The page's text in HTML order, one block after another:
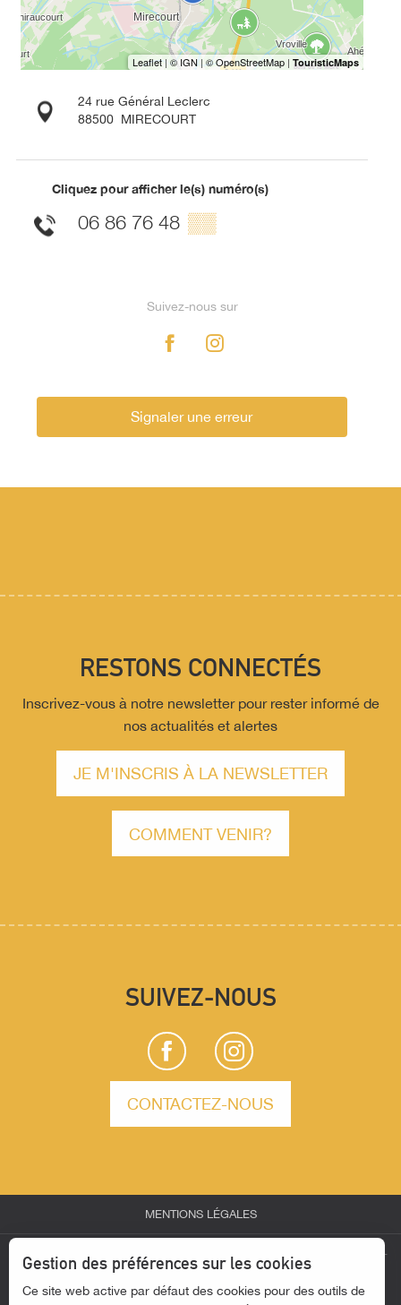
Description
24 rue Général Leclerc
88500 MIRECOURT
Cliquez pour afficher le(s) numéro(s)
06 86 76 48 ▒▒
Suivez-nous sur
Signaler une erreur
RESTONS CONNECTÉS
Inscrivez-vous à notre newsletter pour rester informé de
nos actualités et alertes
JE M'INSCRIS À LA NEWSLETTER
COMMENT VENIR?
SUIVEZ-NOUS
CONTACTEZ-NOUS
MENTIONS LÉGALES
-
ACTUALITÉS - ACCESSIBILITÉ - SITE NON CONFORME
Gestion des préférences sur les cookies
Ce site web active par défaut des cookies pour des outils de